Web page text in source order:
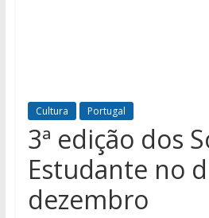
Cultura Portugal
3ª edição dos
Estudante no
dezembro